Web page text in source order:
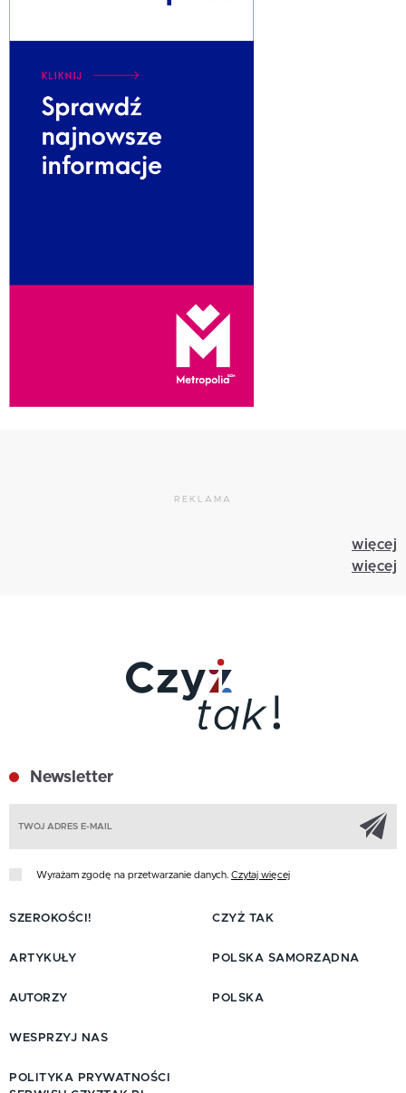
REKLAMA
więcej
więcej
Newsletter
Wyrażam zgodę na przetwarzanie danych. Czytaj więcej
SZEROKOŚCI!
ARTYKUŁY
AUTORZY
CZYŻ TAK
POLSKA SAMORZĄDNA
POLSKA
WESPRZYJ NAS
POLITYKA PRYWATNOŚCI